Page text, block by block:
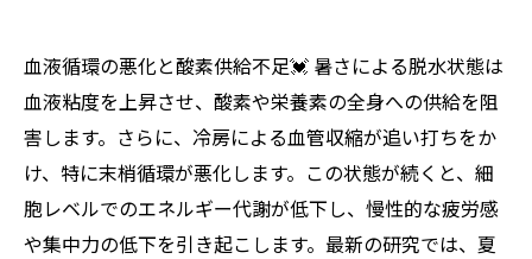
血液循環の悪化と酸素供給不足💓 暑さによる脱水状態は
血液粘度を上昇させ、酸素や栄養素の全身への供給を阻
害します。さらに、冷房による血管収縮が追い打ちをか
け、特に末梢循環が悪化します。この状態が続くと、細
胞レベルでのエネルギー代謝が低下し、慢性的な疲労感
や集中力の低下を引き起こします。最新の研究では、夏